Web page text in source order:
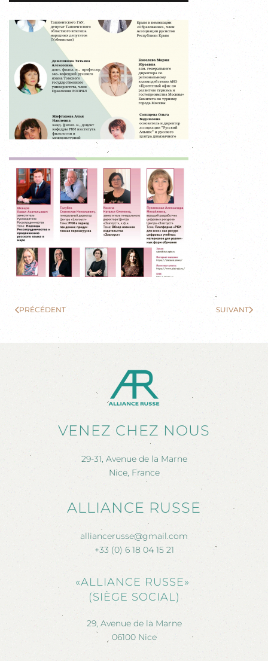
PRÉCÉDENT SUIVANT
VENEZ CHEZ NOUS
29-31, Avenue de la Marne
Nice, France
ALLIANCE RUSSE
alliancerusse@gmail.com
+33 (0) 6 18 04 15 21
«ALLIANCE RUSSE»
(SIÈGE SOCIAL)
29, Avenue de la Marne
06100 Nice